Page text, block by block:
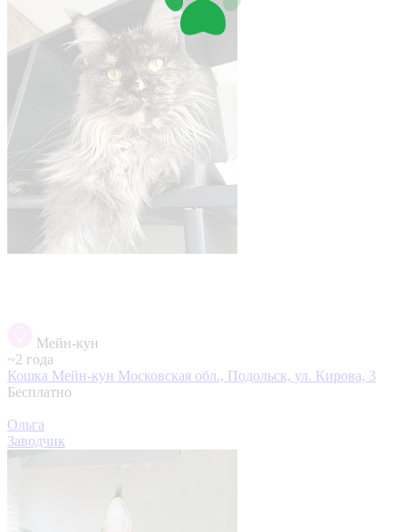
Мейн-кун
~2 года
Кошка Мейн-кун Московская обл., Подольск, ул. Кирова, 3
Бесплатно
Ольга
Заводчик